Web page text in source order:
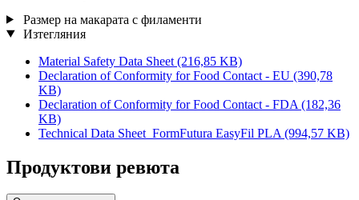
Размер на макарата с филаменти
Изтегляния
Material Safety Data Sheet (216,85 KB)
Declaration of Conformity for Food Contact - EU (390,78
KB)
Declaration of Conformity for Food Contact - FDA (182,36
KB)
Technical Data Sheet_FormFutura EasyFil PLA (994,57 KB)
Продуктови ревюта